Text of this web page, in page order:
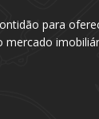
para
mercado